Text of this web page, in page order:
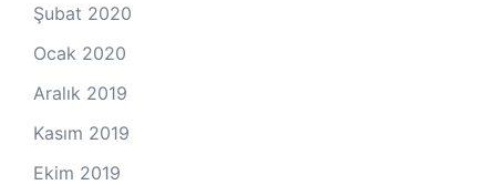
Şubat 2020
Ocak 2020
Aralık 2019
Kasım 2019
Ekim 2019